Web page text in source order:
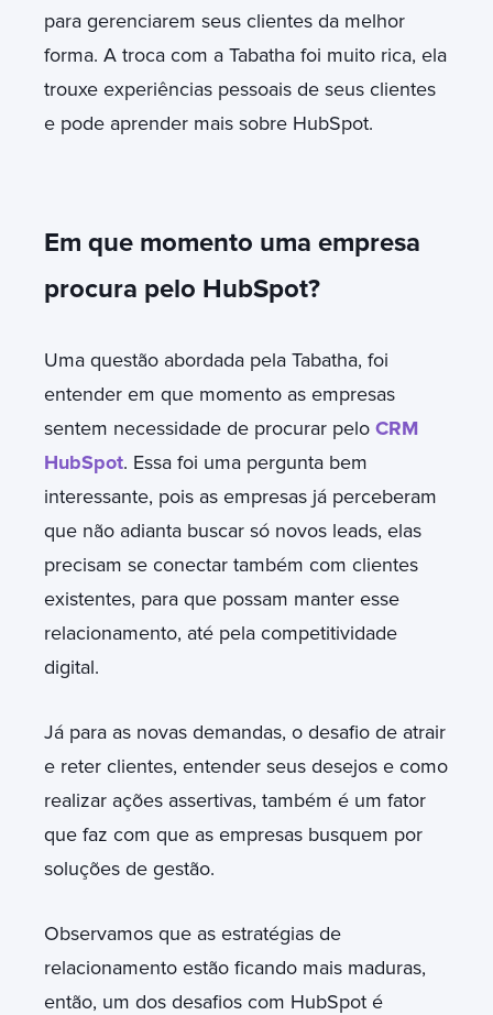
para gerenciarem seus clientes da melhor
forma. A troca com a Tabatha foi muito rica, ela
trouxe experiências pessoais de seus clientes
e pode aprender mais sobre HubSpot.
Em que momento uma empresa
procura pelo HubSpot?
Uma questão abordada pela Tabatha, foi
entender em que momento as empresas
sentem necessidade de procurar pelo CRM
HubSpot. Essa foi uma pergunta bem
interessante, pois as empresas já perceberam
que não adianta buscar só novos leads, elas
precisam se conectar também com clientes
existentes, para que possam manter esse
relacionamento, até pela competitividade
digital.
Já para as novas demandas, o desafio de atrair
e reter clientes, entender seus desejos e como
realizar ações assertivas, também é um fator
que faz com que as empresas busquem por
soluções de gestão.
Observamos que as estratégias de
relacionamento estão ficando mais maduras,
então, um dos desafios com HubSpot é